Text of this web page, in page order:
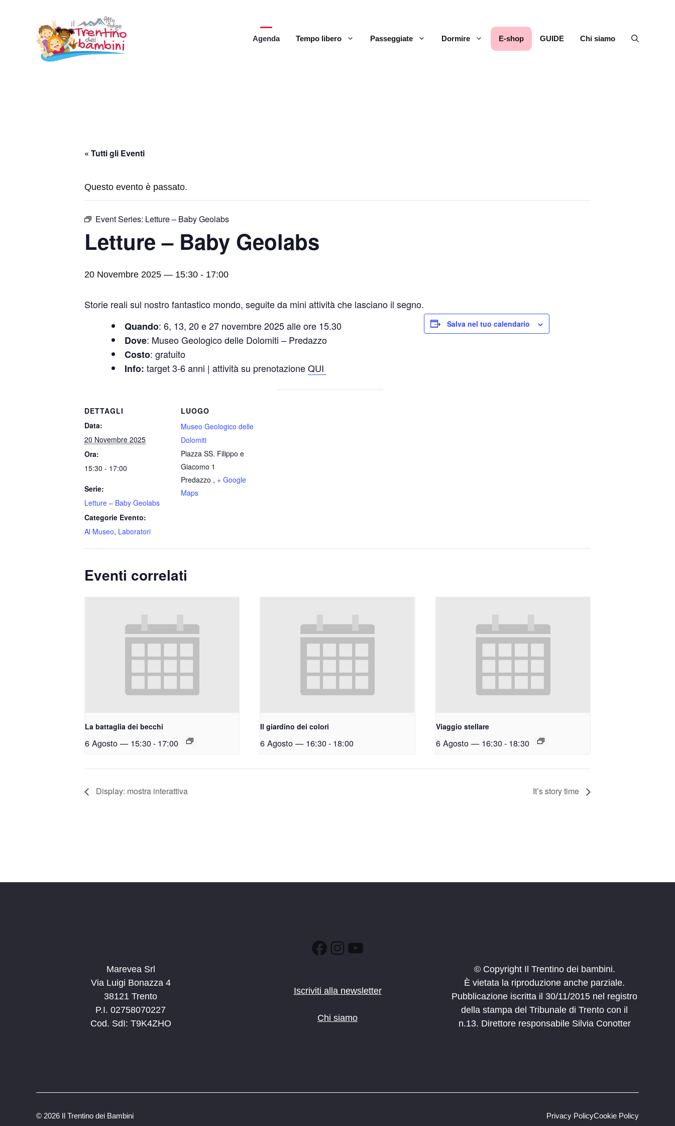
contenuto
Agenda Tempo libero Passeggiate Dormire E-shop GUIDE Chi siamo
« Tutti gli Eventi
Questo evento è passato.
Event Series: Letture – Baby Geolabs
Letture – Baby Geolabs
20 Novembre 2025 — 15:30 - 17:00
Storie reali sul nostro fantastico mondo, seguite da mini attività che lasciano il segno.
Quando: 6, 13, 20 e 27 novembre 2025 alle ore 15.30
Dove: Museo Geologico delle Dolomiti – Predazzo
Costo: gratuito
Info: target 3-6 anni | attività su prenotazioneQUI
Salva nel tuo calendario
DETTAGLI
Data:
20 Novembre 2025
Ora:
15:30 - 17:00
Serie:
Letture – Baby Geolabs
Categorie Evento:
Al Museo, Laboratori
LUOGO
Museo Geologico delle
Dolomiti
Piazza SS. Filippo e
Giacomo 1
Predazzo , + Google
Maps
Eventi correlati
La battaglia dei becchi
6 Agosto — 15:30- 17:00
Il giardino dei colori
6 Agosto — 16:30- 18:00
Viaggio stellare
6 Agosto — 16:30- 18:30
Display: mostra interattiva It’s story time
Marevea Srl
Via Luigi Bonazza 4
38121 Trento
P.I. 02758070227
Cod. SdI: T9K4ZHO
Facebook
Instagram
YouTube
Iscriviti alla newsletter
Chi siamo
© Copyright Il Trentino dei bambini.
È vietata la riproduzione anche parziale.
Pubblicazione iscritta il 30/11/2015 nel registro
della stampa del Tribunale di Trento con il
n.13. Direttore responsabile Silvia Conotter
© 2026 Il Trentino dei Bambini Privacy PolicyCookie Policy